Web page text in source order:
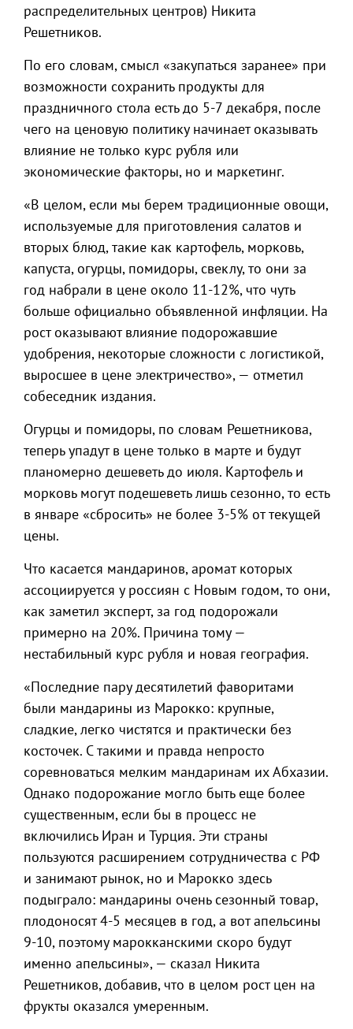
распределительных центров) Никита
Решетников.
По его словам, смысл «закупаться заранее» при
возможности сохранить продукты для
праздничного стола есть до 5-7 декабря, после
чего на ценовую политику начинает оказывать
влияние не только курс рубля или
экономические факторы, но и маркетинг.
«В целом, если мы берем традиционные овощи,
используемые для приготовления салатов и
вторых блюд, такие как картофель, морковь,
капуста, огурцы, помидоры, свеклу, то они за
год набрали в цене около 11-12%, что чуть
больше официально объявленной инфляции. На
рост оказывают влияние подорожавшие
удобрения, некоторые сложности с логистикой,
выросшее в цене электричество», — отметил
собеседник издания.
Огурцы и помидоры, по словам Решетникова,
теперь упадут в цене только в марте и будут
планомерно дешеветь до июля. Картофель и
морковь могут подешеветь лишь сезонно, то есть
в январе «сбросить» не более 3-5% от текущей
цены.
Что касается мандаринов, аромат которых
ассоциируется у россиян с Новым годом, то они,
как заметил эксперт, за год подорожали
примерно на 20%. Причина тому —
нестабильный курс рубля и новая география.
«Последние пару десятилетий фаворитами
были мандарины из Марокко: крупные,
сладкие, легко чистятся и практически без
косточек. С такими и правда непросто
соревноваться мелким мандаринам их Абхазии.
Однако подорожание могло быть еще более
существенным, если бы в процесс не
включились Иран и Турция. Эти страны
пользуются расширением сотрудничества с РФ
и занимают рынок, но и Марокко здесь
подыграло: мандарины очень сезонный товар,
плодоносят 4-5 месяцев в год, а вот апельсины
9-10, поэтому марокканскими скоро будут
именно апельсины», — сказал Никита
Решетников, добавив, что в целом рост цен на
фрукты оказался умеренным.